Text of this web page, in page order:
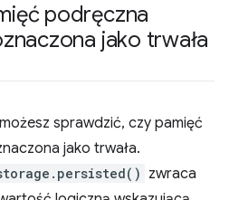
podręczna
jako trwała
sprawdzić, czy pamięć
jako trwała.
zwraca